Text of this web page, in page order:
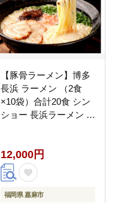
【豚骨ラーメン】博多
長浜 ラーメン （2食
×10袋）合計20食 シン
ショー 長浜ラーメン ら
プ 保存食 非常食 イン
スタントラーメン
12,000円
福岡県 嘉麻市